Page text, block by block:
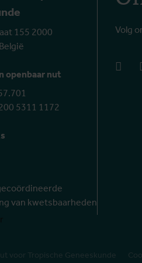
155 2000
openbaar nut
5311 1172
van kwetsbaarheden
Volg
voor Tropische Geneeskunde